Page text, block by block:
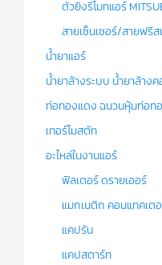
ตัวยิงรีโมทแอร์
สายเซ็นเซอร์/สายฟรีส
น้ำยาแอร์
น้ำยาล้างระบบ น้ำยาล้าง
ท่อทองแดง ฉนวนหุ้มท่อท
เทอร์โมสตัท
อะไหล่ในงานแอร์
ฟิลเตอร์ ดรายเออร์
แมกเนติก คอนแทคเต
แคปรัน
แคปสตาร์ท